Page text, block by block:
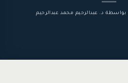
بواسطة د. عبدالرحيم محمد عبدالرحيم